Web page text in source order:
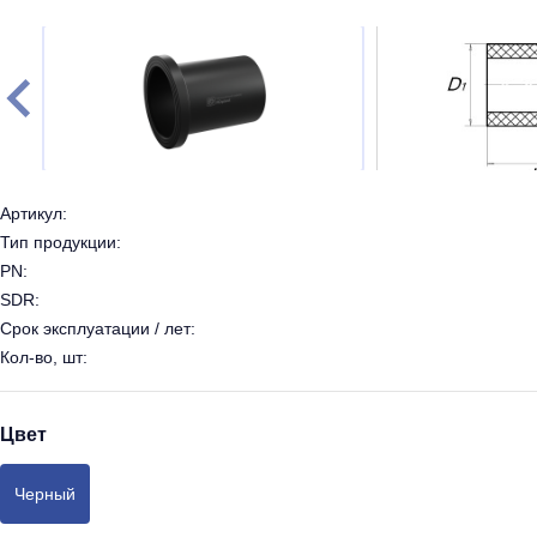
Артикул:
Тип продукции:
PN:
SDR:
Срок эксплуатации / лет:
Кол-во, шт:
Цвет
Черный